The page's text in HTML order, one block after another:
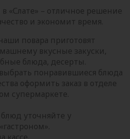
«Слате» – отличное решение
и экономит время.
повара приготовят
вкусные закуски,
блюда, десерты.
понравившиеся блюда
оформить заказ в отделе
супермаркете.
уточняйте у